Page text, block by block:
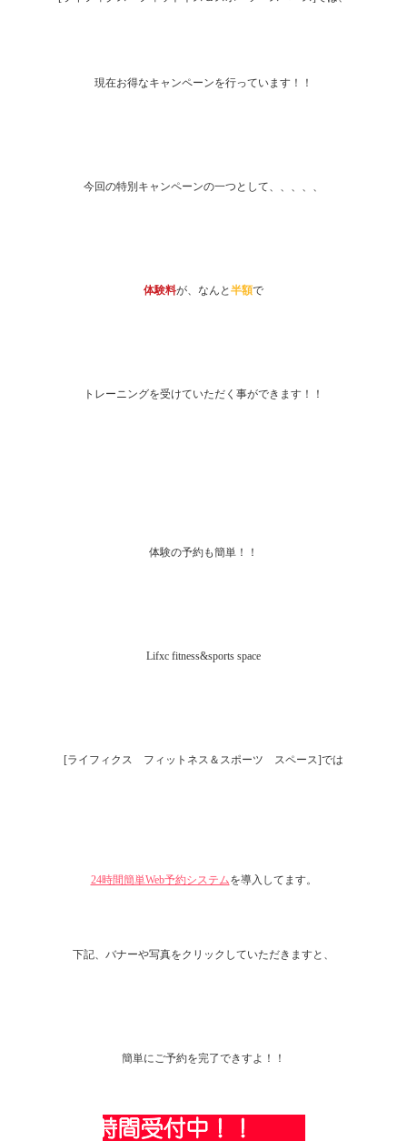
現在お得なキャンペーンを行っています！！
今回の特別キャンペーンの一つとして、、、、、
体験料が、なんと 半額で
トレーニングを受けていただく事ができます！！
体験の予約も簡単！！
Lifxc fitness&sports space
[ライフィクス フィットネス＆スポーツ スペース]では
24時間簡単Web予約システムを導入してます。
下記、バナーや写真をクリックしていただきますと、
簡単にご予約を完了できすよ！！